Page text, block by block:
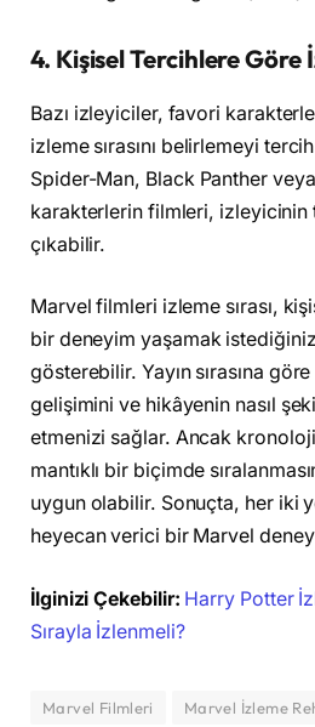
4. Kişisel Tercihlere Göre
Bazı izleyiciler, favori
izleme sırasını belirlemeyi
Spider-Man, Black Panther
karakterlerin filmleri, izleyicinin
çıkabilir.
Marvel filmleri izleme sırası,
bir deneyim yaşamak
gösterebilir. Yayın sırasına
gelişimini ve hikâyenin nasıl
etmenizi sağlar. Ancak
mantıklı bir biçimde
uygun olabilir. Sonuçta, her iki
heyecan verici bir Marvel
İlginizi Çekebilir: Harry Potter
Sırayla İzlenmeli?
Marvel Filmleri Marvel İzleme